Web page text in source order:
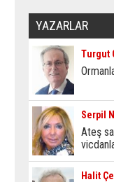
YAZARLAR
Turgut
Serpil
Ateş
Halit